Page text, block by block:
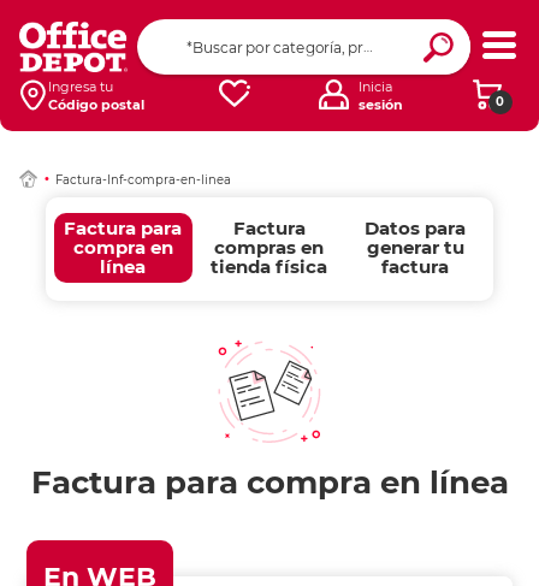
Ingresa tu
Código postal
0
Inicia
sesión
Factura-Inf-compra-en-linea
Factura para
compra en
línea
Factura
compras en
tienda física
Datos para
generar tu
factura
Factura para compra en línea
En WEB